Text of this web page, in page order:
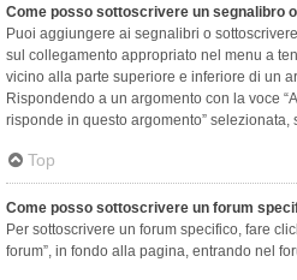
Come posso sottoscrivere un segnalibro
Puoi aggiungere ai segnalibri o
sul collegamento appropriato nel menu a
vicino alla parte superiore e inferiore di un
Rispondendo a un argomento con la voce
risponde in questo argomento” selezionata,
Top
Come posso sottoscrivere un forum
Per sottoscrivere un forum specifico, fare
forum”, in fondo alla pagina, entrando nel